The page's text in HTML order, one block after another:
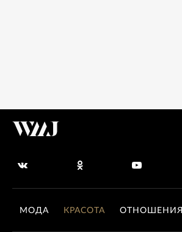
МОДА КРАСОТА ОТНОШЕНИЯ